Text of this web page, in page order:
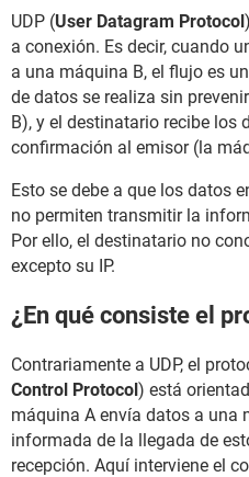
UDP (User Datagram Protocol
a conexión. Es decir, cuando
a una máquina B, el flujo es
de datos se realiza sin
B), y el destinatario recibe los
confirmación al emisor (la
Esto se debe a que los datos
no permiten transmitir la
Por ello, el destinatario no
excepto su IP.
¿En qué consiste el
Contrariamente a UDP, el
Control Protocol) está
máquina A envía datos a una
informada de la llegada de
recepción. Aquí interviene el